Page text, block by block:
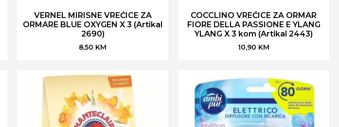
VERNEL MIRISNE VREĆICE ZA
ORMARE BLUE OXYGEN X 3 (Artikal
2690)
8,50 KM
COCCLINO VREĆICE ZA ORMAR
FIORE DELLA PASSIONE E YLANG
YLANG X 3 kom (Artikal 2443)
10,90 KM